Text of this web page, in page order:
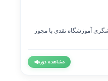
آموزشگاه نقدی با مجوز
مشاهده دوره◀